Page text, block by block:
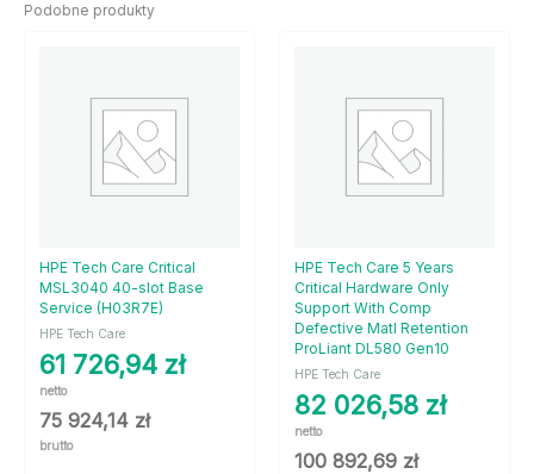
Podobne produkty
HPE Tech Care Critical
MSL3040 40-slot Base
Service (H03R7E)
HPE Tech Care
61 726,94 zł
netto
75 924,14 zł
brutto
HPE Tech Care 5 Years
Critical Hardware Only
Support With Comp
Defective Matl Retention
ProLiant DL580 Gen10
HPE Tech Care
82 026,58 zł
netto
100 892,69 zł